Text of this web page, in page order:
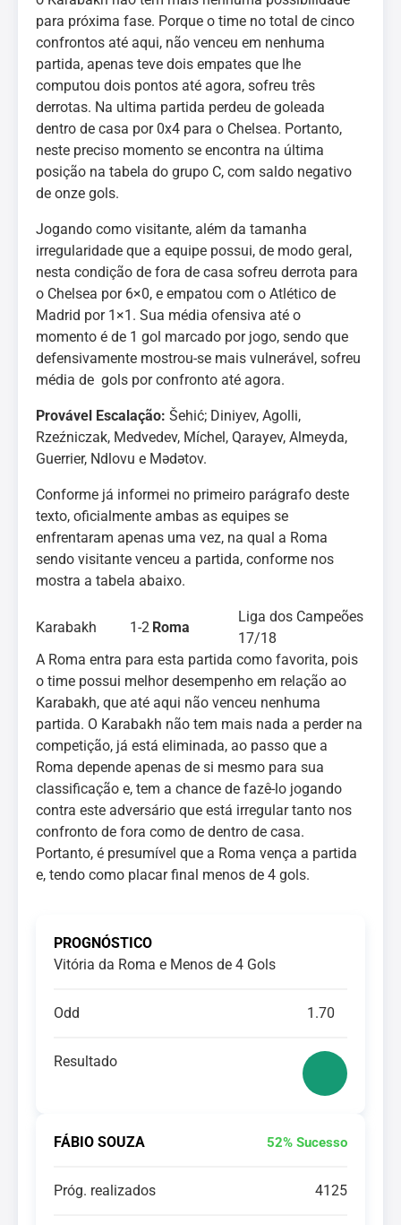
para próxima fase. Porque o time no total de cinco
confrontos até aqui, não venceu em nenhuma
partida, apenas teve dois empates que lhe
computou dois pontos até agora, sofreu três
derrotas. Na ultima partida perdeu de goleada
dentro de casa por 0x4 para o Chelsea. Portanto,
neste preciso momento se encontra na última
posição na tabela do grupo C, com saldo negativo
de onze gols.
Jogando como visitante, além da tamanha
irregularidade que a equipe possui, de modo geral,
nesta condição de fora de casa sofreu derrota para
o Chelsea por 6×0, e empatou com o Atlético de
Madrid por 1×1. Sua média ofensiva até o
momento é de 1 gol marcado por jogo, sendo que
defensivamente mostrou-se mais vulnerável, sofreu
média de gols por confronto até agora.
Provável Escalação: Šehić; Diniyev, Agolli,
Rzeźniczak, Medvedev, Míchel, Qarayev, Almeyda,
Guerrier, Ndlovu e Mədətov.
Conforme já informei no primeiro parágrafo deste
texto, oficialmente ambas as equipes se
enfrentaram apenas uma vez, na qual a Roma
sendo visitante venceu a partida, conforme nos
mostra a tabela abaixo.
Karabakh 1-2 Roma
Liga dos Campeões
17/18
A Roma entra para esta partida como favorita, pois
o time possui melhor desempenho em relação ao
Karabakh, que até aqui não venceu nenhuma
partida. O Karabakh não tem mais nada a perder na
competição, já está eliminada, ao passo que a
Roma depende apenas de si mesmo para sua
classificação e, tem a chance de fazê-lo jogando
contra este adversário que está irregular tanto nos
confronto de fora como de dentro de casa.
Portanto, é presumível que a Roma vença a partida
e, tendo como placar final menos de 4 gols.
PROGNÓSTICO
Vitória da Roma e Menos de 4 Gols
Odd 1.70
Resultado
FÁBIO SOUZA 52% Sucesso
Próg. realizados 4125